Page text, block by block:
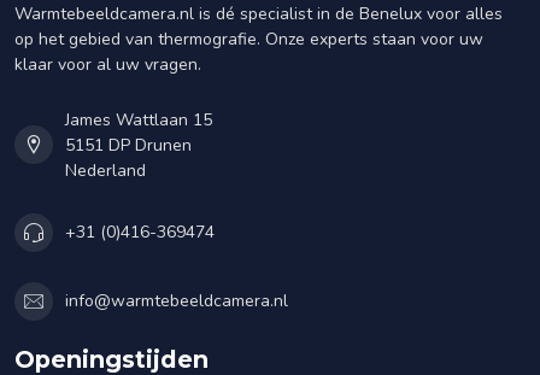
Warmtebeeldcamera.nl is dé specialist in de Benelux voor alles
op het gebied van thermografie. Onze experts staan voor uw
klaar voor al uw vragen.
James Wattlaan 15
5151 DP Drunen
Nederland
+31 (0)416-369474
info@warmtebeeldcamera.nl
Openingstijden